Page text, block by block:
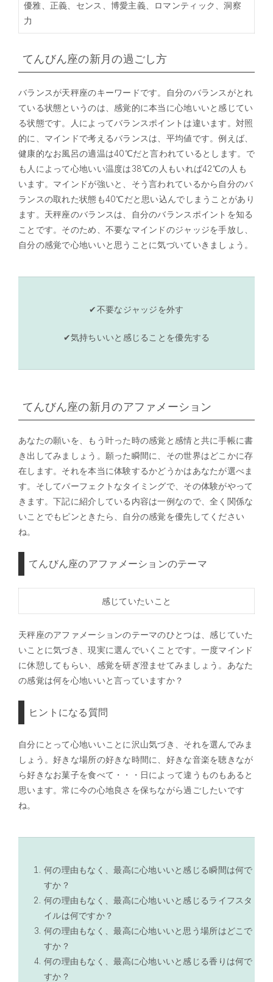
優雅、正義、センス、博愛主義、ロマンティック、洞察
力
てんびん座の新月の過ごし方
バランスが天秤座のキーワードです。自分のバランスがとれ
ている状態というのは、感覚的に本当に心地いいと感じてい
る状態です。人によってバランスポイントは違います。対照
的に、マインドで考えるバランスは、平均値です。例えば、
健康的なお風呂の適温は40℃だと言われているとします。で
も人によって心地いい温度は38℃の人もいれば42℃の人も
います。マインドが強いと、そう言われているから自分のバ
ランスの取れた状態も40℃だと思い込んでしまうことがあり
ます。天秤座のバランスは、自分のバランスポイントを知る
ことです。そのため、不要なマインドのジャッジを手放し、
自分の感覚で心地いいと思うことに気づいていきましょう。
✔不要なジャッジを外す
✔気持ちいいと感じることを優先する
てんびん座の新月のアファメーション
あなたの願いを、もう叶った時の感覚と感情と共に手帳に書
き出してみましょう。願った瞬間に、その世界はどこかに存
在します。それを本当に体験するかどうかはあなたが選べま
す。そしてパーフェクトなタイミングで、その体験がやって
きます。下記に紹介している内容は一例なので、全く関係な
いことでもピンときたら、自分の感覚を優先してください
ね。
てんびん座のアファメーションのテーマ
感じていたいこと
天秤座のアファメーションのテーマのひとつは、感じていた
いことに気づき、現実に選んでいくことです。一度マインド
に休憩してもらい、感覚を研ぎ澄ませてみましょう。あなた
の感覚は何を心地いいと言っていますか？
ヒントになる質問
自分にとって心地いいことに沢山気づき、それを選んでみま
しょう。好きな場所の好きな時間に、好きな音楽を聴きなが
ら好きなお菓子を食べて・・・日によって違うものもあると
思います。常に今の心地良さを保ちながら過ごしたいです
ね。
何の理由もなく、最高に心地いいと感じる瞬間は何で
すか？
何の理由もなく、最高に心地いいと感じるライフスタ
イルは何ですか？
何の理由もなく、最高に心地いいと思う場所はどこで
すか？
何の理由もなく、最高に心地いいと感じる香りは何で
すか？